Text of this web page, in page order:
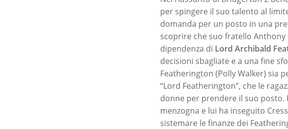
per spingere il suo talento al
domanda per un posto in una
scoprire che suo fratello
dipendenza di Lord Archibald
decisioni sbagliate e a una fine
Featherington (Polly Walker) sia
“Lord Featherington”, che le
donne per prendere il suo posto.
menzogna e lui ha inseguito
sistemare le finanze dei